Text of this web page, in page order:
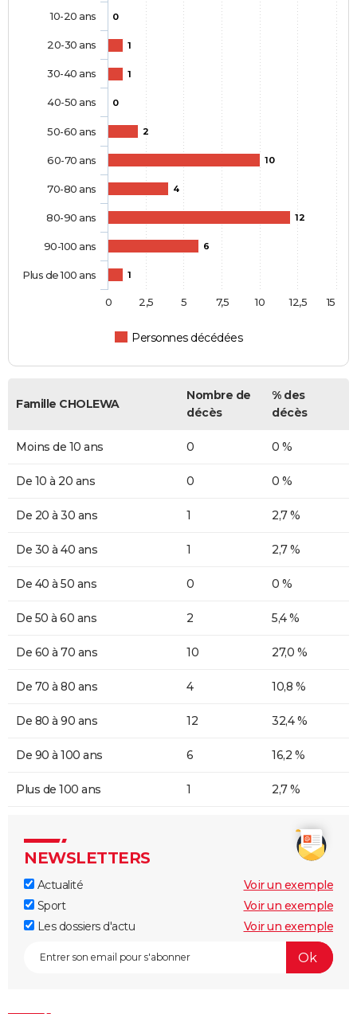
0
1
1
0
2
10
4
12
6
1
Personnes décédées
10-20 ans
20-30 ans
30-40 ans
40-50 ans
50-60 ans
60-70 ans
70-80 ans
80-90 ans
90-100 ans
Plus de 100 ans
0 2,5 5 7,5 10 12,5 15
Famille CHOLEWA
Nombre de
décès
% des
décès
Moins de 10 ans 0 0 %
De 10 à 20 ans 0 0 %
De 20 à 30 ans 1 2,7 %
De 30 à 40 ans 1 2,7 %
De 40 à 50 ans 0 0 %
De 50 à 60 ans 2 5,4 %
De 60 à 70 ans 10 27,0 %
De 70 à 80 ans 4 10,8 %
De 80 à 90 ans 12 32,4 %
De 90 à 100 ans 6 16,2 %
Plus de 100 ans 1 2,7 %
NEWSLETTERS
Actualité
Voir un exemple
Sport
Voir un exemple
Les dossiers d'actu
Voir un exemple